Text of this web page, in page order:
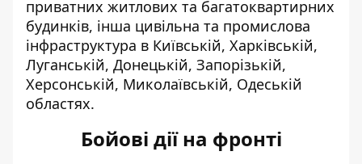
приватних житлових та багатоквартирних
будинків, інша цивільна та промислова
інфраструктура в Київській, Харківській,
Луганській, Донецькій, Запорізькій,
Херсонській, Миколаївській, Одеській
областях.
Бойові дії на фронті